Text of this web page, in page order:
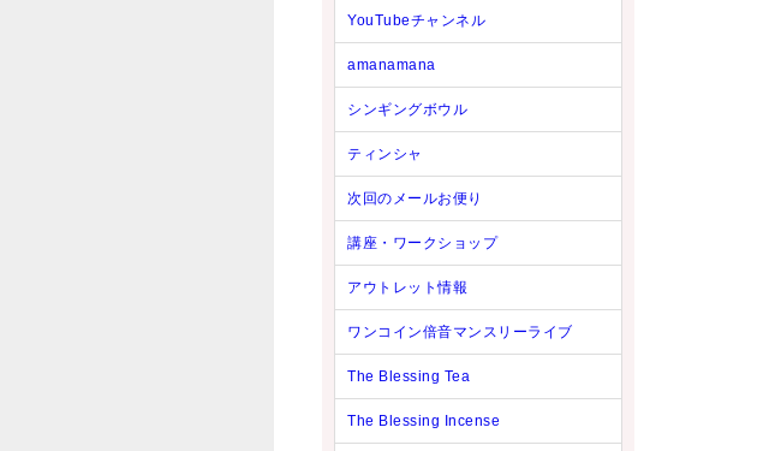
YouTubeチャンネル
amanamana
シンギングボウル
ティンシャ
次回のメールお便り
講座・ワークショップ
アウトレット情報
ワンコイン倍音マンスリーライブ
The Blessing Tea
The Blessing Incense